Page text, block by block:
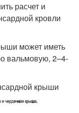
расчет и
кровли
может иметь
вальмовую, 2–4-
крыши